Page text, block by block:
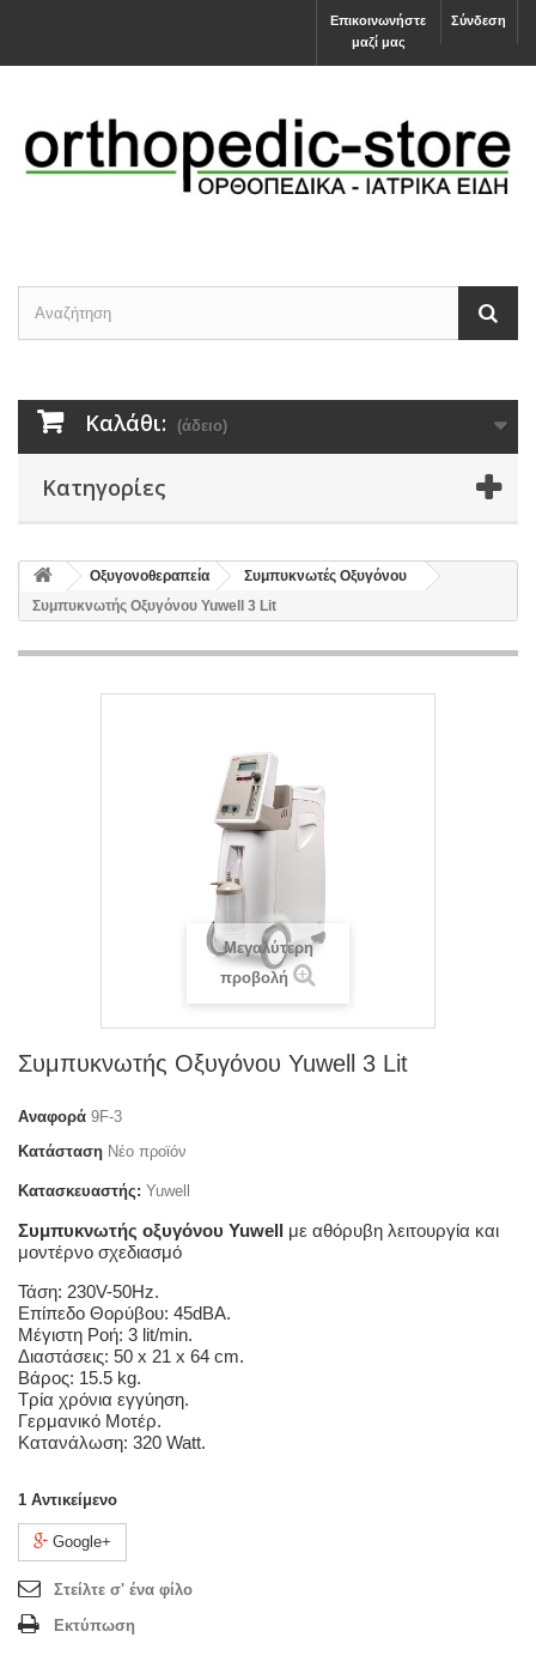
Σύνδεση
Επικοινωνήστε
μαζί μας
Καλάθι: (άδειο)
Κατηγορίες
Οξυγονοθεραπεία
Συμπυκνωτές Οξυγόνου
Συμπυκνωτής Οξυγόνου Yuwell 3 Lit
Μεγαλύτερη
προβολή
Συμπυκνωτής Οξυγόνου Yuwell 3 Lit
Αναφορά 9F-3
Κατάσταση Νέο προϊόν
Κατασκευαστής: Yuwell
Συμπυκνωτής οξυγόνου Yuwell με αθόρυβη λειτουργία και
μοντέρνο σχεδιασμό
Τάση: 230V-50Hz.
Επίπεδο Θορύβου: 45dBA.
Μέγιστη Ροή: 3 lit/min.
Διαστάσεις: 50 x 21 x 64 cm.
Βάρος: 15.5 kg.
Τρία χρόνια εγγύηση.
Γερμανικό Μοτέρ.
Κατανάλωση: 320 Watt.
1 Αντικείμενο
Google+
Στείλτε σ' ένα φίλο
Εκτύπωση